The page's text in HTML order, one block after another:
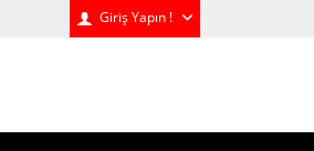
Giriş Yapın !